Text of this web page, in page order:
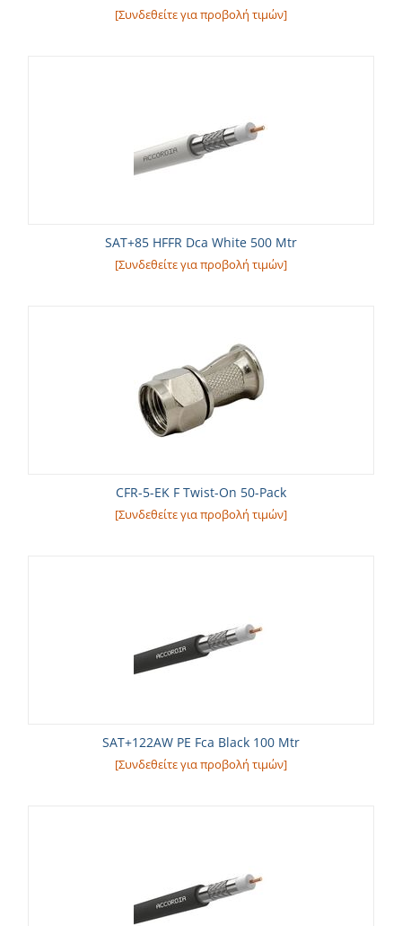
[Συνδεθείτε για προβολή τιμών]
SAT+85 HFFR Dca White 500 Mtr
[Συνδεθείτε για προβολή τιμών]
CFR-5-EK F Twist-On 50-Pack
[Συνδεθείτε για προβολή τιμών]
SAT+122AW PE Fca Black 100 Mtr
[Συνδεθείτε για προβολή τιμών]